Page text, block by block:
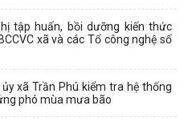
tập huấn, bồi dưỡng kiến thức
xã và các Tổ công nghệ số
xã Trần Phú kiểm tra hệ thống
phó mùa mưa bão